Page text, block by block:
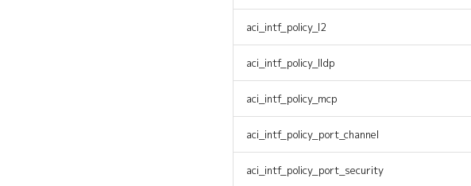
aci_intf_policy_l2
aci_intf_policy_lldp
aci_intf_policy_mcp
aci_intf_policy_port_channel
aci_intf_policy_port_security